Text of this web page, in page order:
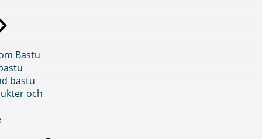
Bastu
bastu
och